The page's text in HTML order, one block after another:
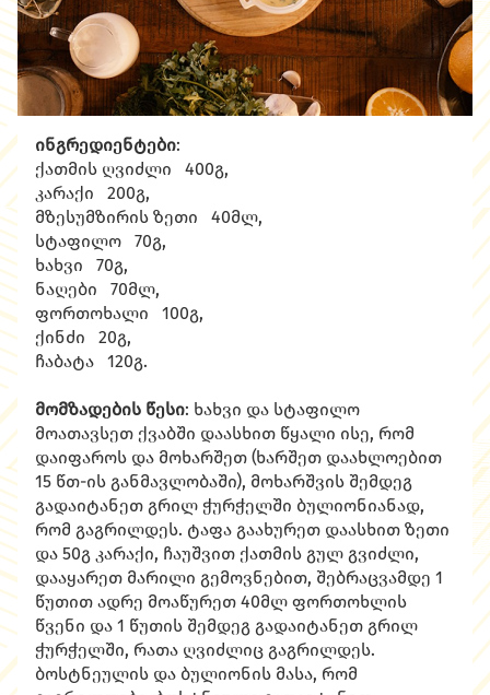
ინგრედიენტები:
ქათმის ღვიძლი 400გ,
კარაქი 200გ,
მზესუმზირის ზეთი 40მლ,
სტაფილო 70გ,
ხახვი 70გ,
ნაღები 70მლ,
ფორთოხალი 100გ,
ქინძი 20გ,
ჩაბატა 120გ.
მომზადების წესი: ხახვი და სტაფილო
მოათავსეთ ქვაბში დაასხით წყალი ისე, რომ
დაიფაროს და მოხარშეთ (ხარშეთ დაახლოებით
15 წთ-ის განმავლობაში), მოხარშვის შემდეგ
გადაიტანეთ გრილ ჭურჭელში ბულიონიანად,
რომ გაგრილდეს. ტაფა გაახურეთ დაასხით ზეთი
და 50გ კარაქი, ჩაუშვით ქათმის გულ გვიძლი,
დააყარეთ მარილი გემოვნებით, შებრაცვამდე 1
წუთით ადრე მოაწურეთ 40მლ ფორთოხლის
წვენი და 1 წუთის შემდეგ გადაიტანეთ გრილ
ჭურჭელში, რათა ღვიძლიც გაგრილდეს.
ბოსტნეულის და ბულიონის მასა, რომ